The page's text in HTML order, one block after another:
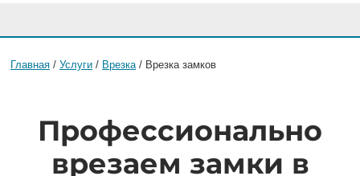
Главная / Услуги / Врезка / Врезка замков
Профессионально
врезаем замки в